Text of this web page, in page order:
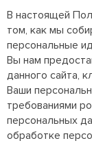
В настоящей
том, как мы
персональные
Вы нам
данного сайта,
Ваши
требованиями
персональных
обработке